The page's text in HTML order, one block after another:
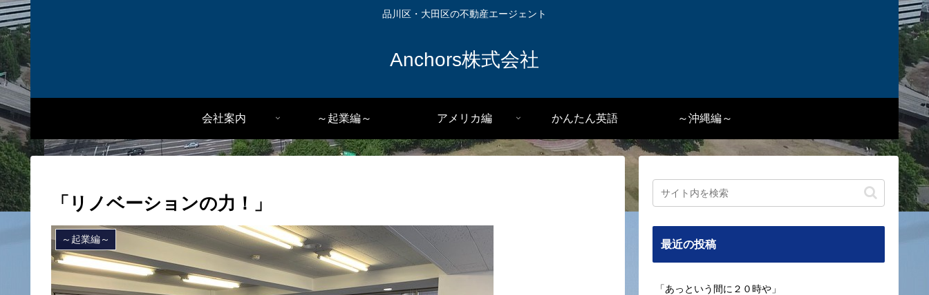
品川区・大田区の不動産エージェント
Anchors株式会社
会社案内 ～起業編～ アメリカ編 かんたん英語 ～沖縄編～
「リノベーションの力！」
～起業編～ 最近の投稿
「あっという間に２０時や」